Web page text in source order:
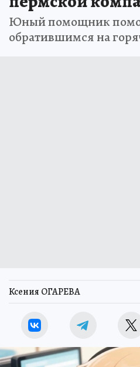
Юный помощник
обратившимся на
Ксения ОГАРЕВА